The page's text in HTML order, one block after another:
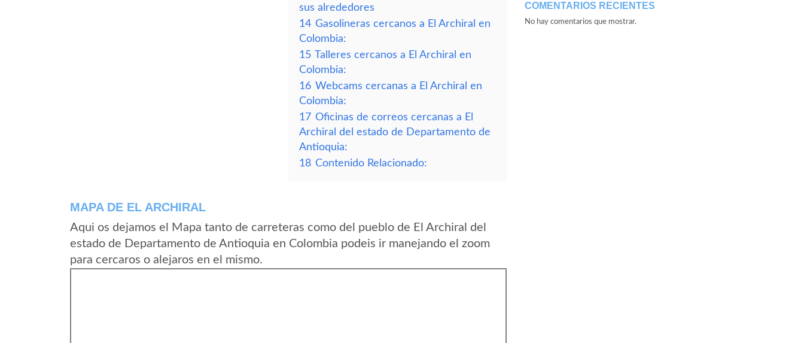
sus alrededores
14 Gasolineras cercanos a El Archiral en
Colombia:
15 Talleres cercanos a El Archiral en
Colombia:
16 Webcams cercanas a El Archiral en
Colombia:
17 Oficinas de correos cercanas a El
Archiral del estado de Departamento de
Antioquia:
18 Contenido Relacionado:
MAPA DE EL ARCHIRAL
Aqui os dejamos el Mapa tanto de carreteras como del pueblo de El Archiral del
estado de Departamento de Antioquia en Colombia podeis ir manejando el zoom
para cercaros o alejaros en el mismo.
COMENTARIOS RECIENTES
No hay comentarios que mostrar.